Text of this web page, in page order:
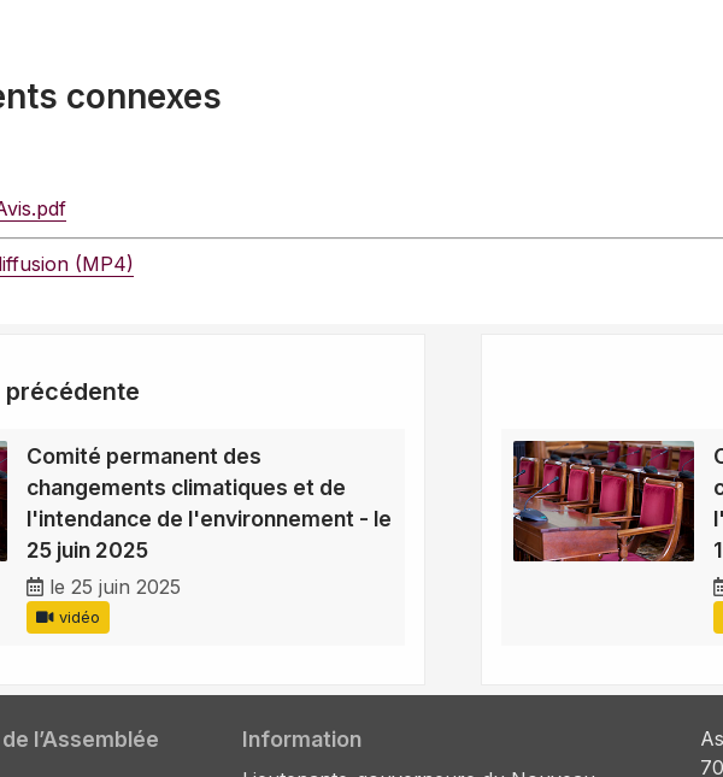
connexes
(MP4)
Comité permanent des
changements climatiques et de
l'intendance de l'environnement - le
25 juin 2025
le 25 juin 2025
vidéo
l’Assemblée Information